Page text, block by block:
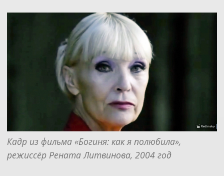
Кадр из фильма «Богиня: как я полюбила»,
режиссёр Рената Литвинова, 2004 год